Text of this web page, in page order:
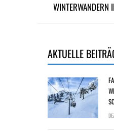
AKTUELLE